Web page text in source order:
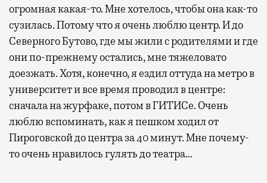
огромная какая-то. Мне хотелось, чтобы она как-то
сузилась. Потому что я очень люблю центр. И до
Северного Бутово, где мы жили с родителями и где
они по-прежнему остались, мне тяжеловато
доезжать. Хотя, конечно, я ездил оттуда на метро в
университет и все время проводил в центре:
сначала на журфаке, потом в ГИТИСе. Очень
люблю вспоминать, как я пешком ходил от
Пироговской до центра за 40 минут. Мне почему-
то очень нравилось гулять до театра…